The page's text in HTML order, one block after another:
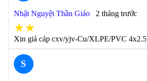
Nhật Nguyệt Thần Giáo 2 tháng trước
★★
Xin giá cáp cxv/yjv-Cu/XLPE/PVC 4x2.5
S